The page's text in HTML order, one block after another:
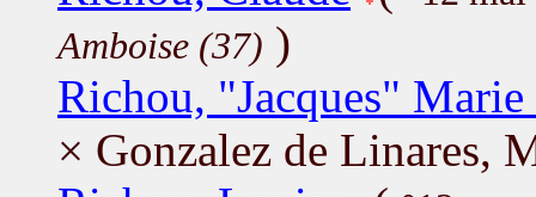
Amboise (37) )
Richou, "Jacques" Marie
× Gonzalez de Linares,